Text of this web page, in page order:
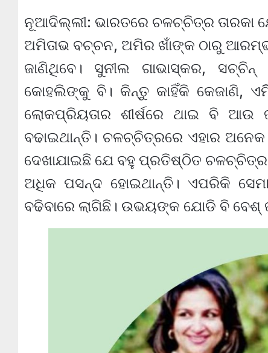
ନୂଆଦିଲ୍ଲୀ: ଭାରତରେ ଚଳଚ୍ଚିତ୍ର ତାରକା
ଅମିତାଭ ବଚ୍ଚନ, ଅମିର ଖାଁଙ୍କ ଠାରୁ
ଜାଣିଥିବେ। ସୁନୀଲ ଗାଭାସ୍କର, ସଚ୍ଚିନ୍
କୋହଲିଙ୍କୁ ବି। କିନ୍ତୁ କାହିଁକି କେଜାଣି,
ଲୋକପ୍ରିୟତାର ଶୀର୍ଷରେ ଥାଇ ବି ଆଉ
ବଢାଇଥାନ୍ତି। ଚଳଚ୍ଚିତ୍ରରେ ଏହାର
ଦେଖାଯାଇଛି ଯେ ବହୁ ପ୍ରତିଷ୍ଠିତ
ଅଧିକ ପସନ୍ଦ ହୋଇଥାନ୍ତି। ଏପରିକି
ବଢିବାରେ ଲାଗିଛି। ଉଭୟଙ୍କ ଯୋଡି ବି ବେଶ୍